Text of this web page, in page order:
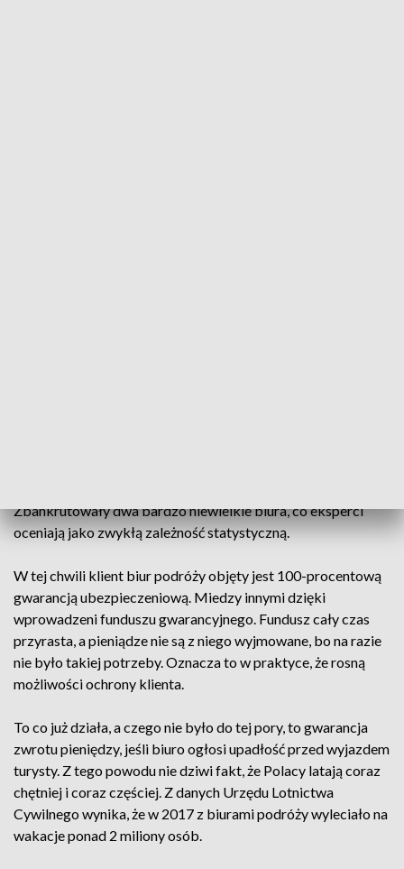
Zbankrutowały dwa bardzo niewielkie biura, co eksperci
oceniają jako zwykłą zależność statystyczną.
W tej chwili klient biur podróży objęty jest 100-procentową
gwarancją ubezpieczeniową. Miedzy innymi dzięki
wprowadzeni funduszu gwarancyjnego. Fundusz cały czas
przyrasta, a pieniądze nie są z niego wyjmowane, bo na razie
nie było takiej potrzeby. Oznacza to w praktyce, że rosną
możliwości ochrony klienta.
To co już działa, a czego nie było do tej pory, to gwarancja
zwrotu pieniędzy, jeśli biuro ogłosi upadłość przed wyjazdem
turysty. Z tego powodu nie dziwi fakt, że Polacy latają coraz
chętniej i coraz częściej. Z danych Urzędu Lotnictwa
Cywilnego wynika, że w 2017 z biurami podróży wyleciało na
wakacje ponad 2 miliony osób.